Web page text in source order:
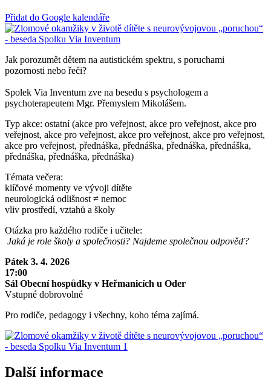
Přidat do Google kalendáře
Jak porozumět dětem na autistickém spektru, s poruchami
pozornosti nebo řeči?
Spolek Via Inventum zve na besedu s psychologem a
psychoterapeutem Mgr. Přemyslem Mikolášem.
Typ akce: ostatní (akce pro veřejnost, akce pro veřejnost, akce pro
veřejnost, akce pro veřejnost, akce pro veřejnost, akce pro veřejnost,
akce pro veřejnost, přednáška, přednáška, přednáška, přednáška,
přednáška, přednáška, přednáška)
Témata večera:
klíčové momenty ve vývoji dítěte
neurologická odlišnost ≠ nemoc
vliv prostředí, vztahů a školy
Otázka pro každého rodiče i učitele:
Jaká je role školy a společnosti? Najdeme společnou odpověď?
Pátek 3. 4. 2026
17:00
Sál Obecní hospůdky v Heřmanicích u Oder
Vstupné dobrovolné
Pro rodiče, pedagogy i všechny, koho téma zajímá.
Další informace